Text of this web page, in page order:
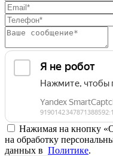
Нажимая на кнопку
на обработку
данных в Политике.